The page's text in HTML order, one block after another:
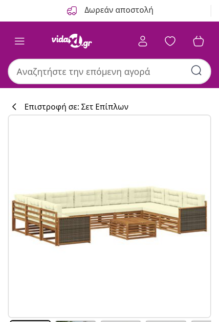
Δωρεάν αποστολή
Επιστροφή σε: Σετ Επίπλων